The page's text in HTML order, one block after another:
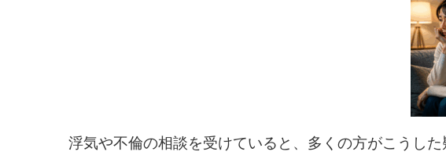
浮気や不倫の相談を受けていると、多くの方がこうした